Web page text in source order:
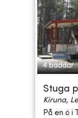
4 bäddar
Stuga
Kiruna,
På en ö i